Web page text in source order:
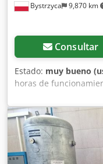
Bystrzyca 9,870 km
Consultar
Estado: muy bueno
horas de
incorporado y
Tras mantenimiento.
Rmmmjpfx Al Noa